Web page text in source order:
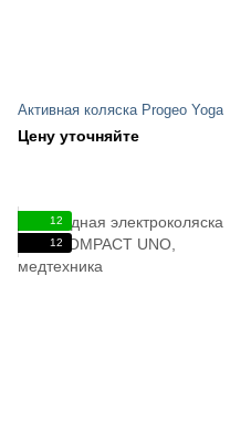
Активная коляска Progeo Yoga
Цену уточняйте
12
12